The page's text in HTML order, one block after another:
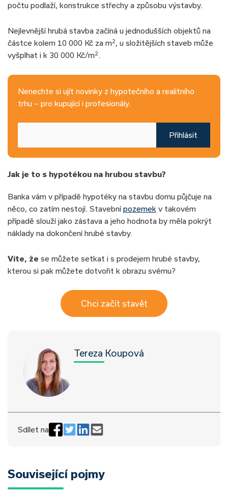
počtu podlaží, konstrukce střechy a způsobu výstavby.
Nejlevnější hrubá stavba začíná u jednodušších objektů na
částce kolem 10 000 Kč za m2, u složitějších staveb může
vyšplhat i k 30 000 Kč/m2 .
Nenechte si ujít novinky z hypotečního a realitního
trhu – pro kupující i profesionály.
Přihlásit
Jak je to s hypotékou na hrubou stavbu?
Banka vám v případě hypotéky na stavbu domu půjčuje na
něco, co zatím nestojí. Stavební pozemek v takovém
případě slouží jako zástava a jeho hodnota by měla pokrýt
náklady na dokončení hrubé stavby.
Víte, že se můžete setkat i s prodejem hrubé stavby,
kterou si pak můžete dotvořit k obrazu svému?
Chci začít stavět
Tereza Koupová
Sdílet na
Související pojmy